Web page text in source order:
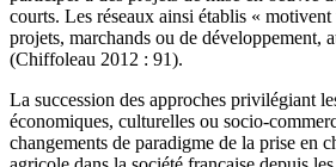
courts. Les réseaux ainsi établis «
projets, marchands ou de développement,
(Chiffoleau 2012 : 91).
La succession des approches privilégiant
économiques, culturelles ou socio-
changements de paradigme de la prise en